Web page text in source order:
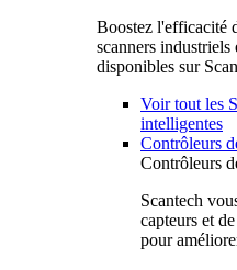
Boostez l'efficacité
scanners industriels
disponibles sur
Voir tout les
intelligentes
Contrôleurs
Contrôleurs
Scantech
capteurs et
pour